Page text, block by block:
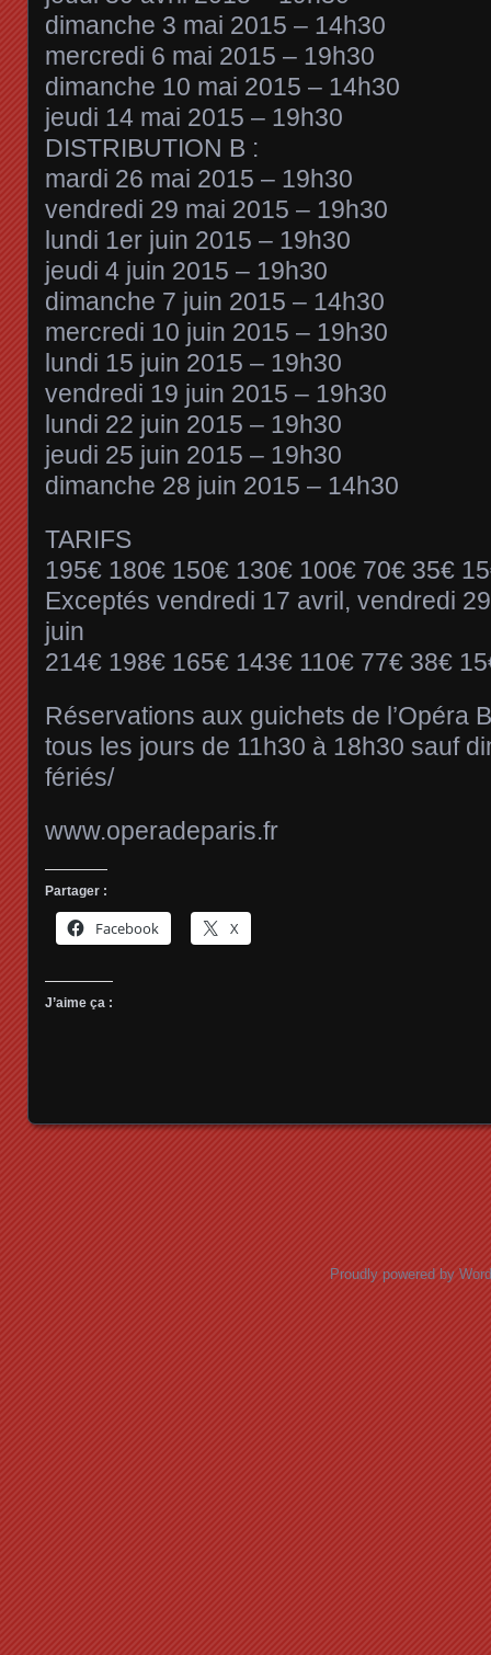
dimanche 3 mai 2015 – 14h30
mercredi 6 mai 2015 – 19h30
dimanche 10 mai 2015 – 14h30
jeudi 14 mai 2015 – 19h30
DISTRIBUTION B :
mardi 26 mai 2015 – 19h30
vendredi 29 mai 2015 – 19h30
lundi 1er juin 2015 – 19h30
jeudi 4 juin 2015 – 19h30
dimanche 7 juin 2015 – 14h30
mercredi 10 juin 2015 – 19h30
lundi 15 juin 2015 – 19h30
vendredi 19 juin 2015 – 19h30
lundi 22 juin 2015 – 19h30
jeudi 25 juin 2015 – 19h30
dimanche 28 juin 2015 – 14h30
TARIFS
195€ 180€ 150€ 130€ 100€ 70€ 35€
Exceptés vendredi 17 avril, vendredi
juin
214€ 198€ 165€ 143€ 110€ 77€ 38€
Réservations aux guichets de l’Opéra
tous les jours de 11h30 à 18h30 sauf
fériés/
www.operadeparis.fr
Partager :
Facebook X
J’aime ça :
Proudly powered by